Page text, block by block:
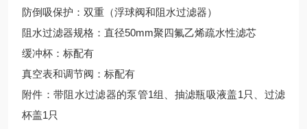
防倒吸保护：双重（浮球阀和阻水过滤器）
阻水过滤器规格：直径50mm聚四氟乙烯疏水性滤芯
缓冲杯：标配有
真空表和调节阀：标配有
附件：带阻水过滤器的泵管1组、抽滤瓶吸液盖1只、过滤
杯盖1只